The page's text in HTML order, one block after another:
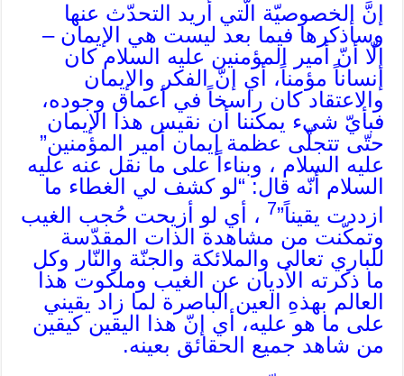
إنَّ الخصوصيّة الّتي أريد التحدّث عنها
وسأذكرها فيما بعد ليست هي الإيمان –
إلّا أنّ أمير المؤمنين عليه السلام كان
إنساناً مؤمناً، أي إنّ الفكر والإيمان
والاعتقاد كان راسخاً في أعماق وجوده،
فبأيّ شيء يمكننا أن نقيس هذا الإيمان
حتّى تتجلّى عظمة إيمان أمير المؤمنين”
عليه السلام ، وبناءاً على ما نقل عنه عليه
السلام أنّه قال: “لو كشف لي الغطاء ما
ازددت يقيناً”7 ، أي لو أزيحت حُجب الغيب
وتمكّنت من مشاهدة الذات المقدّسة
للباري تعالى والملائكة والجنّة والنّار وكل
ما ذكرته الأديان عن الغيب وملكوت هذا
العالم بهذهِ العين الباصرة لما زاد يقيني
على ما هو عليه، أي إنّ هذا اليقين كيقين
من شاهد جميع الحقائق بعينه.